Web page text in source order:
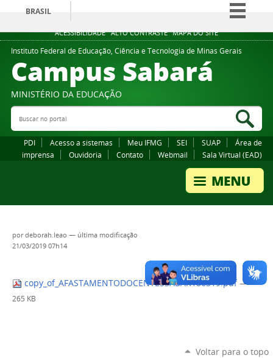
ACESSIBILIDADE ALTO CONTRASTE MAPA DO SITE
BRASIL
Simplifique!
Comunica BR
Participe
Legislação
Instituto Federal de Educação, Ciência e Tecnologia de Minas Gerais
Campus Sabará
MINISTÉRIO DA EDUCAÇÃO
Buscar no portal
PDI Acesso a sistemas Meu IFMG SEI SUAP
Área de
imprensa
Ouvidoria Contato Webmail Sala Virtual (EAD)
pordeborah.leao — última modificação
21/03/2019 07h14
copy_of_AFASTAMENTODOCENTESSABAR180319.pdf —
265 KB
Voltar para o topo